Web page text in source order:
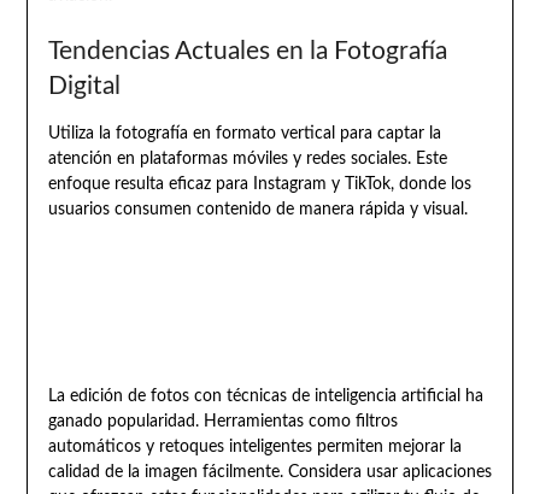
Tendencias Actuales en la Fotografía
Digital
Utiliza la fotografía en formato vertical para captar la
atención en plataformas móviles y redes sociales. Este
enfoque resulta eficaz para Instagram y TikTok, donde los
usuarios consumen contenido de manera rápida y visual.
La edición de fotos con técnicas de inteligencia artificial ha
ganado popularidad. Herramientas como filtros
automáticos y retoques inteligentes permiten mejorar la
calidad de la imagen fácilmente. Considera usar aplicaciones